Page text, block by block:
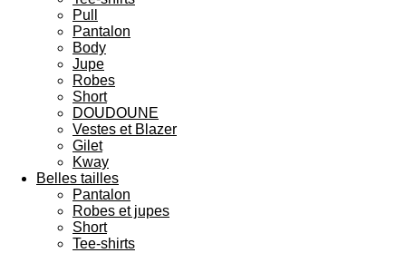
Pull
Pantalon
Body
Jupe
Robes
Short
DOUDOUNE
Vestes et Blazer
Gilet
Kway
Belles tailles
Pantalon
Robes et jupes
Short
Tee-shirts